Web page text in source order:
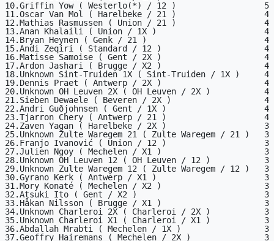
10.Griffin Yow ( Westerlo(*) / 12 )                  5
11.Oscar Van Mol ( Harelbeke / 21 )                  4
12.Mathias Rasmussen ( Union / 21 )                  4
13.Anan Khalaili ( Union / 1X )                      4
14.Bryan Heynen ( Genk / 21 )                        4
15.Andi Zeqiri ( Standard / 12 )                     4
16.Matisse Samoise ( Gent / 2X )                     4
17.Ardon Jashari ( Brugge / X2 )                     4
18.Unknown Sint-Truiden 1X ( Sint-Truiden / 1X )     4
19.Dennis Praet ( Antwerp / 2X )                     4
20.Unknown OH Leuven 2X ( OH Leuven / 2X )           4
21.Sieben Dewaele ( Beveren / 2X )                   4
22.Andri Guðjohnsen ( Gent / 1X )                    4
23.Tjarron Chery ( Antwerp / 21 )                    4
24.Zaven Yagan ( Harelbeke / 2X )                    3
25.Unknown Zulte Waregem 21 ( Zulte Waregem / 21 )   3
26.Franjo Ivanović ( Union / 12 )                    3
27.Julien Ngoy ( Mechelen / X1 )                     3
28.Unknown OH Leuven 12 ( OH Leuven / 12 )           3
29.Unknown Zulte Waregem 12 ( Zulte Waregem / 12 )   3
30.Gyrano Kerk ( Antwerp / X1 )                      3
31.Mory Konaté ( Mechelen / X2 )                     3
32.Atsuki Ito ( Gent / X2 )                          3
33.Håkan Nilsson ( Brugge / X1 )                     3
34.Unknown Charleroi 2X ( Charleroi / 2X )           3
35.Unknown Charleroi X1 ( Charleroi / X1 )           3
36.Abdallah Mrabti ( Mechelen / 1X )                 3
37.Geoffry Hairemans ( Mechelen / 2X )               3